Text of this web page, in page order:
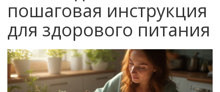
пошаговая инструкция
для здорового питания